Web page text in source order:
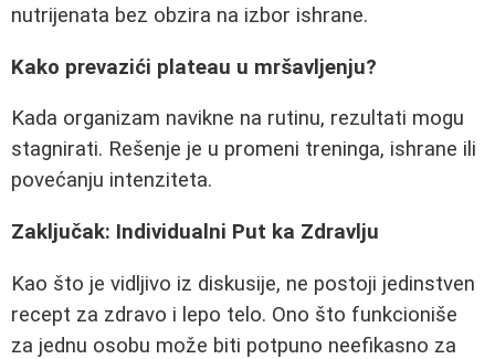
nutrijenata bez obzira na izbor ishrane.
Kako prevazići plateau u mršavljenju?
Kada organizam navikne na rutinu, rezultati mogu
stagnirati. Rešenje je u promeni treninga, ishrane ili
povećanju intenziteta.
Zaključak: Individualni Put ka Zdravlju
Kao što je vidljivo iz diskusije, ne postoji jedinstven
recept za zdravo i lepo telo. Ono što funkcioniše
za jednu osobu može biti potpuno neefikasno za